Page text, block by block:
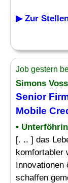
▶ Zur
Job gestern
Simons
Senior
Mobile
•
[. .. ] das
komfortabler
Innovationen
schaffen